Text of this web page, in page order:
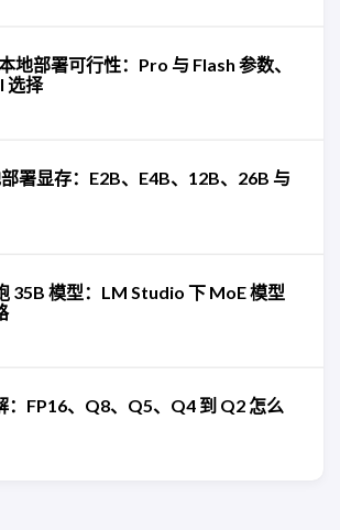
地部署可行性：Pro 与 Flash 参数、
选择
署显存：E2B、E4B、12B、26B 与
35B 模型：LM Studio 下 MoE 模型
：FP16、Q8、Q5、Q4 到 Q2 怎么